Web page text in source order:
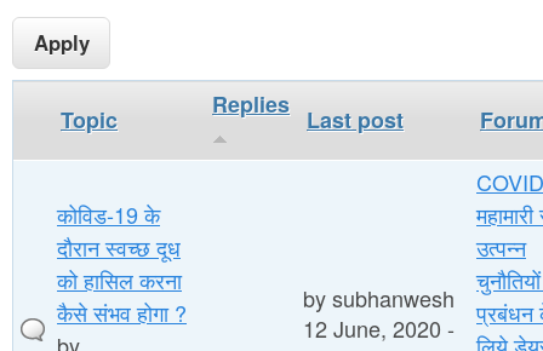
e
Topic Replies Last post
कोविड-19 के
दौरान स्वच्छ दूध
को हासिल करना
कैसे संभव होगा ?
by
bysubhanwesh
12 June, 2020 -
उत्पन्न
प्रबंधन
लिये